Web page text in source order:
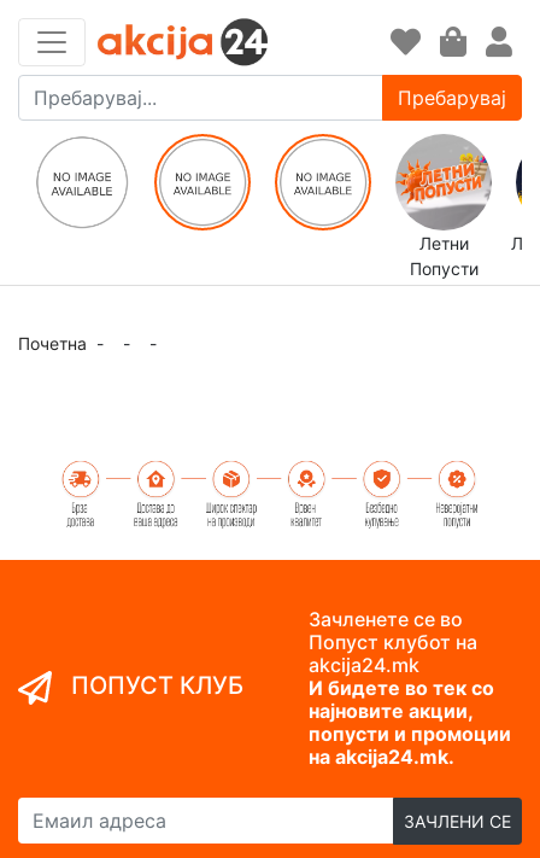
Пребарувај
Летни
Попусти
Почетна - - -
ПОПУСТ КЛУБ
Зачленете се во
Попуст клубот на
akcija24.mk
И бидете во тек со
најновите акции,
попусти и промоции
на akcija24.mk.
Емаил адреса
ЗАЧЛЕНИ СЕ